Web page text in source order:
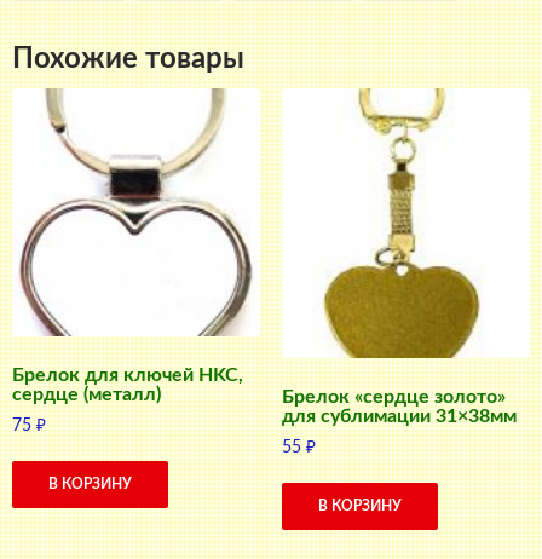
Похожие товары
Брелок для ключей HKC,
сердце (металл)
75₽
В КОРЗИНУ
Брелок «сердце золото»
для сублимации 31×38мм
55₽
В КОРЗИНУ